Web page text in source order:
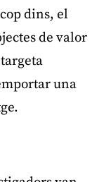
dins, el
de valor
una